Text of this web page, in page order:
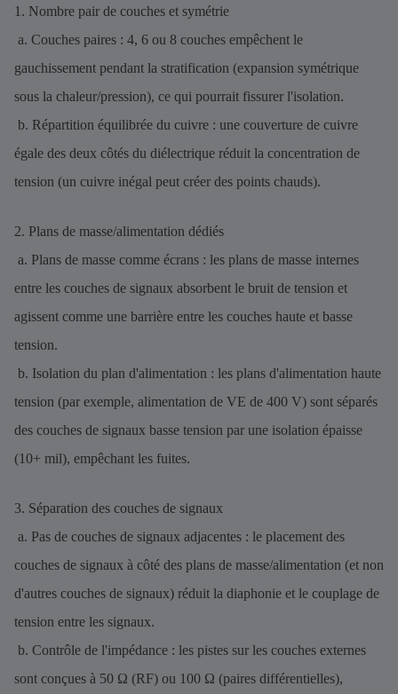
1. Nombre pair de couches et symétrie
a. Couches paires : 4, 6 ou 8 couches empêchent le
gauchissement pendant la stratification (expansion symétrique
sous la chaleur/pression), ce qui pourrait fissurer l'isolation.
b. Répartition équilibrée du cuivre : une couverture de cuivre
égale des deux côtés du diélectrique réduit la concentration de
tension (un cuivre inégal peut créer des points chauds).
2. Plans de masse/alimentation dédiés
a. Plans de masse comme écrans : les plans de masse internes
entre les couches de signaux absorbent le bruit de tension et
agissent comme une barrière entre les couches haute et basse
tension.
b. Isolation du plan d'alimentation : les plans d'alimentation haute
tension (par exemple, alimentation de VE de 400 V) sont séparés
des couches de signaux basse tension par une isolation épaisse
(10+ mil), empêchant les fuites.
3. Séparation des couches de signaux
a. Pas de couches de signaux adjacentes : le placement des
couches de signaux à côté des plans de masse/alimentation (et non
d'autres couches de signaux) réduit la diaphonie et le couplage de
tension entre les signaux.
b. Contrôle de l'impédance : les pistes sur les couches externes
sont conçues à 50 Ω (RF) ou 100 Ω (paires différentielles),